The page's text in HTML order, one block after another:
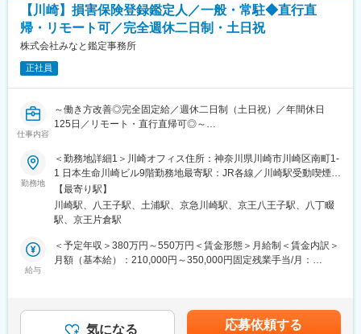
変更の範囲：会社の定める業務
■入社後の流れ：
有資格者が前提ですので即戦力を期待します。
業務フローや社内システム、事務手続き、ならびに就業規則等の
社内規程や取引先ごとの対応方法など、入社後は本社・川崎オフ
ィスで丁寧に教えます。
保険約款や現地確認方法、レポート作成等にかかわる社内外の研
修・勉強会も用意しており、鑑定人としてのスキルアップが図れ
ます。
鑑定人は３つのオフィス合計で22名、20～30代を中心に60代まで
の幅広い年齢層が活躍しています。
■会社や求人の魅力：
・当社は独立系の企業として2008年に設立されました。国内の損
り、少額短期保険など新たな取引先からのオファーも増えていま
す。
アップ支援など、損害保険登録鑑定人としてキャリアを築いてい
【川崎】損害保険登録鑑定人／一般・常駐◆直行直
帰・リモート可／完全週休二日制・土日祝
株式会社みなと鑑定事務所
正社員
仕事内容
～働き方改善◎完全固定給／週休二日制（土日祝）／年間休日
125日／リモート・直行直帰可◎～
■業務内容：
一般鑑定：損害保険会社等からの依頼を受け、現場調査・立会鑑
定を行います。
常駐鑑定：損害保険会社等に在席し、主に書面鑑定を行います。
広域鑑定：大規模自然災害等が発生した時に、現地へ赴き災害対
策室に駐在して書面・立会鑑定を行います。
■取引先（略称）：
短、積水ハウスシャーメゾン少短 など
・原状復帰に必要な金額の算出
勤務地
＜勤務地詳細1＞川崎オフィス住所：神奈川県川崎市川崎区南町1-
1 日本生命川崎ビル9階勤務地最寄駅：JR各線／川崎駅受動喫煙対
策：その他（オフィス内禁煙・分煙）＜勤務地詳細2＞八王子オフ
ィス住所：東京都八王子市横山町5-15 三井生命八王子ビル4F勤務
地最寄駅：JR各線／八王子駅受動喫煙対策：その他（オフィス内
口1-1-26 アーバンスクエア土浦ビル604号室勤務地最寄駅：JR各
線／土浦駅受動喫煙対策：その他（オフィス内禁煙・分煙）変更
【最寄り駅】
川崎駅、八王子駅、土浦駅、京急川崎駅、京王八王子駅、八丁畷
駅、京王片倉駅
給与
＜予定年収＞380万円～550万円＜賃金形態＞月給制＜賃金内訳＞
月額（基本給）：210,000円～350,000円固定残業手当/月：
は経験・能力などを考慮して決定します。■昇給：年1回■賞与：
気になる 応募依頼する